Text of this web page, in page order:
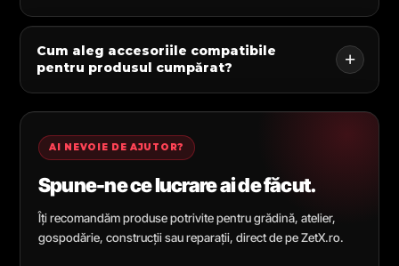
Cum aleg accesoriile compatibile
pentru produsul cumpărat?
AI NEVOIE DE AJUTOR?
Spune-ne ce lucrare ai de făcut.
Îți recomandăm produse potrivite pentru grădină, atelier,
gospodărie, construcții sau reparații, direct de pe ZetX.ro.